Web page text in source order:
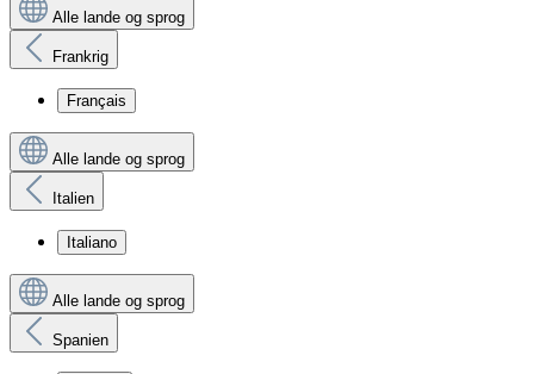
Alle lande og sprog
Frankrig
Français
Alle lande og sprog
Italien
Italiano
Alle lande og sprog
Spanien